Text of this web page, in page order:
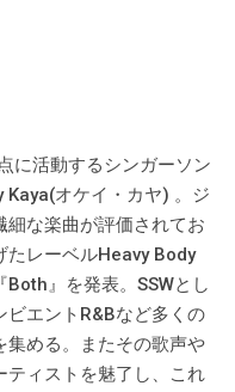
に活動するシンガーソン
オケイ・カヤ) 。ジ
細な楽曲が評価されてお
たレーベルHeavy Body
』を発表。SSWとし
エントR&Bなど多くの
集める。またその歌声や
ティストを魅了し、これ